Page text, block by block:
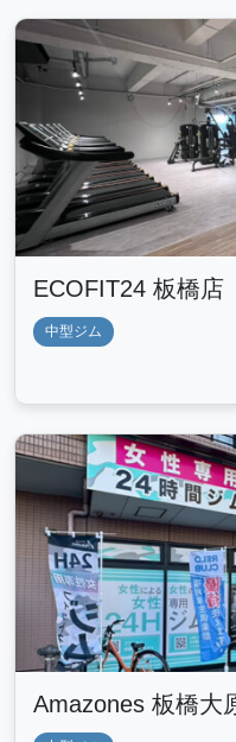
ECOFIT24 板橋店
中型ジム
Amazones 板橋大